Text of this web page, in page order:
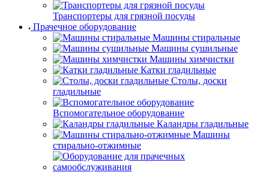
Транспортеры для грязной посуды
Прачечное оборудование
Машины стиральные
Машины сушильные
Машины химчистки
Катки гладильные
Столы, доски
гладильные
Вспомогательное оборудование
Каландры гладильные
Машины
стирально-отжимные